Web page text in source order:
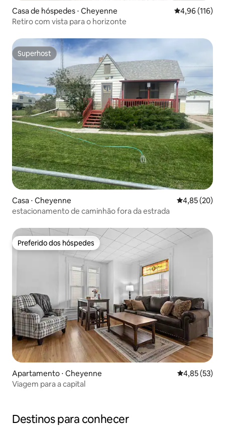
Casa de hóspedes ⋅ Cheyenne 4,96 de uma
4,96 (116)
Retiro com vista para o horizonte
Superhost
Superhost
Casa ⋅ Cheyenne 4,85 de uma
4,85 (20)
estacionamento de caminhão fora da estrada
Preferido dos hóspedes
Preferido dos hóspedes
Apartamento ⋅ Cheyenne 4,85 de uma
4,85 (53)
Viagem para a capital
Destinos para conhecer